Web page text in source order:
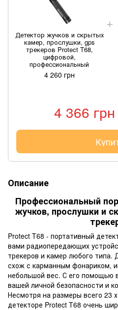
Детектор жучков и скрытых
камер, прослушки, gps
трекеров Protect T68,
цифровой,
профессиональный
4 260 грн
4 366 грн
Описание
Профессиональный
жучков, прослушки и
Protect T68 - портативный
вами радиопередающих
трекеров и камер любого типа.
схож с карманным фонариком,
небольшой вес. С его помощью
вашей личной безопасности и
Несмотря на размеры всего 23
детекторе Protect T68 очень